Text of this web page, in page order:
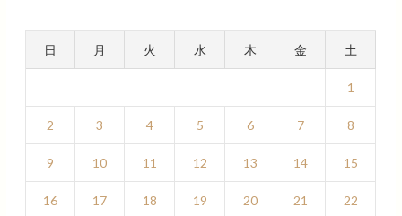
日 月 火 水 木 金 土
1
2 3 4 5 6 7 8
9 10 11 12 13 14 15
16 17 18 19 20 21 22